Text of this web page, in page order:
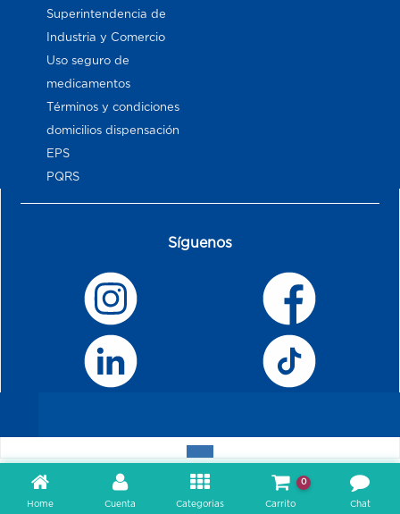
Superintendencia de
Industria y Comercio
Uso seguro de
medicamentos
Términos y condiciones
domicilios dispensación
EPS
PQRS
Síguenos
Home Cuenta Categorias
0
Carrito Chat